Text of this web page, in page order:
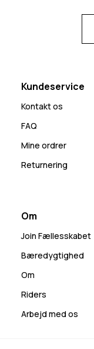
Kundeservice
Kontakt os
FAQ
Mine ordrer
Returnering
Om
Join Fællesskabet
Bæredygtighed
Om
Riders
Arbejd med os